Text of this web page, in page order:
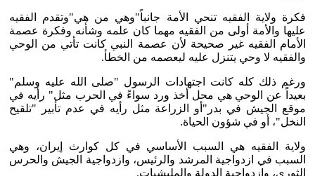
فكرة ولاية الفقيه تنحي الأمة جانباً"وهي من هي"وتقدم الفقيه
عليها والأمة أولى من الفقيه مهما كان علمه وشأنه وفكرة عصمة
الأمام الفقيه غير صحيحة لأن عصمة النبي كانت تأتي من الوحي
والفقيه لا وحي يتنزل عليه ليعصمه من الخطأ.
ورغم ذلك كله كانت اجتهادات الرسول "صلى الله عليه وسلم"
بعيداً عن الوحي هي محل أخذ ورد سواءً في الحرب مثل" رأيه في
موقع الجيش في بدر"أو الزراعة مثل رأيه في عدم تأبير "تلقيح
النخل"، أو في شؤون الحياة.
ولاية الفقيه هي السبب الأساسي في كل كوارث إيران، وهي
السبب في ازدواجية المرشد والرئيس، وازدواجية الجيش والحرس
الثوري، وازدواجية الدولة والمليشيات.